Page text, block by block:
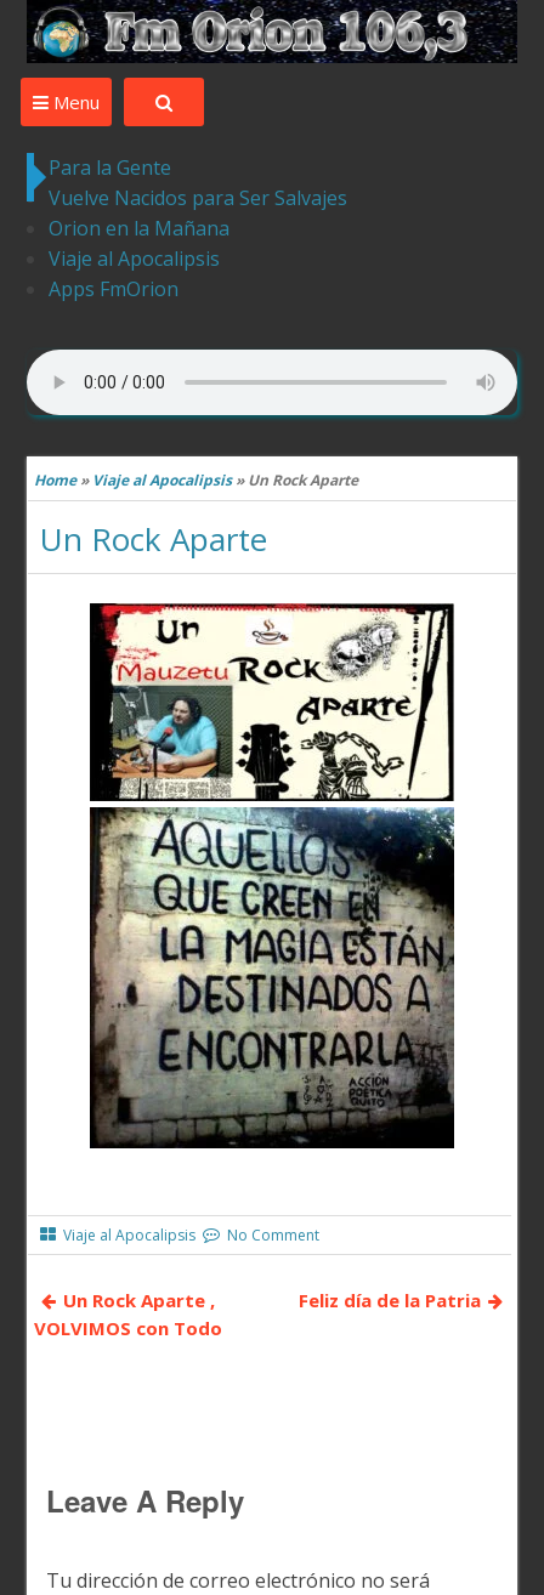
Desde Ledesma para el Mundo la mejor musica ,tu
Menu
Para la Gente
Vuelve Nacidos para Ser Salvajes
Orion en la Mañana
Viaje al Apocalipsis
Apps FmOrion
Home» Viaje al Apocalipsis»Un Rock Aparte
Un Rock Aparte
Viaje al Apocalipsis No Comment
Un Rock Aparte ,
VOLVIMOS con Todo
Feliz día de la Patria
Leave A Reply
Tu dirección de correo electrónico no será